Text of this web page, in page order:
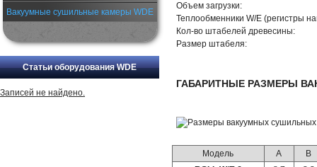
Вакуумные сушильные камеры WDE
Статьи оборудования WDE
Записей не найдено.
Объем загрузки:
Теплообменники W/E (регистры
Кол-во штабелей древесины:
Размер штабеля:
ГАБАРИТНЫЕ РАЗМЕРЫ
Модель A
B